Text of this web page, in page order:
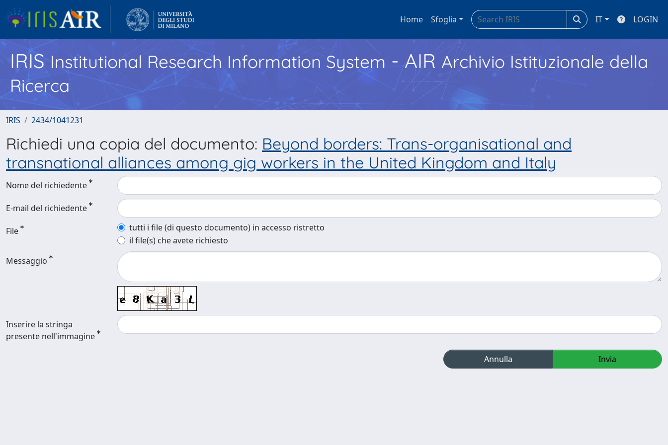
Home Sfoglia IT LOGIN
IRISInstitutional Research Information System - AIR Archivio Istituzionale della
Ricerca
IRIS 2434/1041231
Richiedi una copia del documento: Beyond borders: Trans-organisational and
transnational alliances among gig workers in the United Kingdom and Italy
Nome del richiedente
E-mail del richiedente
File
tutti i file (di questo documento) in accesso ristretto
il file(s) che avete richiesto
Messaggio
Inserire la stringa
presente nell'immagine
Annulla Invia